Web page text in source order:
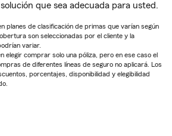
que sea adecuada para usted.
planes de clasificación de primas que varían según
son seleccionadas por el cliente y la
variar.
elegir comprar solo una póliza, pero en ese caso el
de diferentes líneas de seguro no aplicará. Los
porcentajes, disponibilidad y elegibilidad